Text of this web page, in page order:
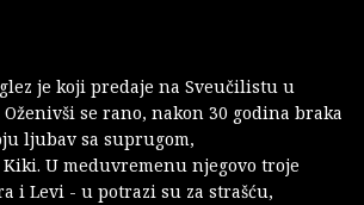
je koji predaje na Sveučilistu u
se rano, nakon 30 godina braka
ljubav sa suprugom,
U meduvremenu njegovo troje
i Levi - u potrazi su za strašću,